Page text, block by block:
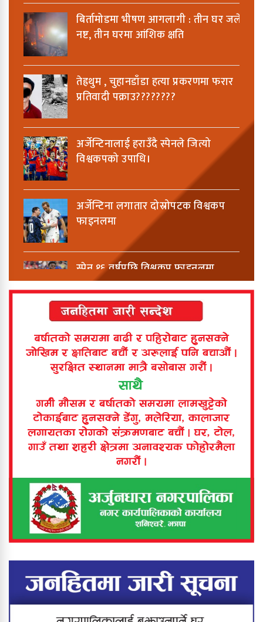
बिर्तामोडमा भीषण आगलागी : तीन घर जलेर
नष्ट, तीन घरमा आंशिक क्षति
तेह्रथुम , चुहानडाँडा हत्या प्रकरणमा फरार
प्रतिवादी पक्राउ????????
अर्जेन्टिनालाई हराउँदै स्पेनले जित्यो
विश्वकपको उपाधि।
अर्जेन्टिना लगातार दोस्रोपटक विश्वकप
फाइनलमा
स्पेन १६ वर्षपछि विश्वकप फाइनलमा
विश्वकपमा अबको यात्रा यस्तो हुनेछ
बिर्तामोडमा टिपरको ठक्करबाट बालिकाको
मृत्यु
बिर्तामोड नगरपालिकाद्वारा १ अर्ब १५
करोडको बजेट प्रस्तुत
बिरिङ खोलामा डुबेर ५ वर्षीया बालिकाको
मृत्यु
कनकाईमा दर्दनाक दुर्घटना : बाबु–छोरीको
मृत्यु, आमा जीवनमृत्युको संघर्षमा